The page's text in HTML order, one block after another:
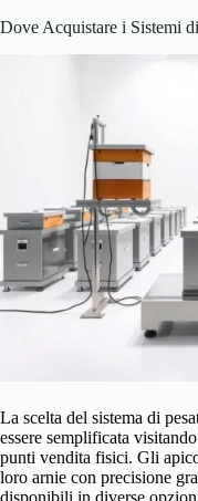
Dove Acquistare i Sistemi
La scelta del sistema di
essere semplificata
punti vendita fisici. Gli
loro arnie con precisione
disponibili in diverse